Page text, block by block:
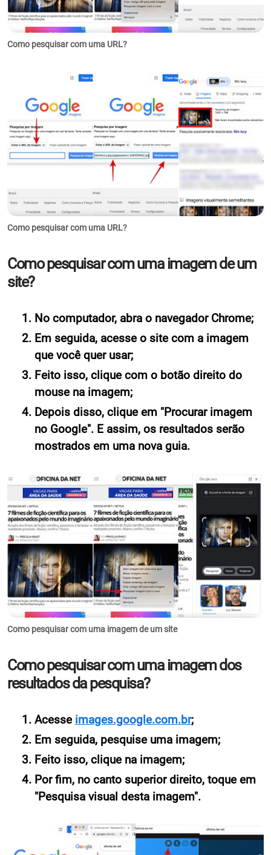
Como pesquisar com uma URL?
Como pesquisar com uma URL?
Como pesquisar com uma imagem de um
site?
No computador, abra o navegador Chrome;
Em seguida, acesse o site com a imagem
que você quer usar;
Feito isso, clique com o botão direito do
mouse na imagem;
Depois disso, clique em "Procurar imagem
no Google". E assim, os resultados serão
mostrados em uma nova guia.
Como pesquisar com uma imagem de um site
Como pesquisar com uma imagem dos
resultados da pesquisa?
Acesse images.google.com.br;
Em seguida, pesquise uma imagem;
Feito isso, clique na imagem;
Por fim, no canto superior direito, toque em
"Pesquisa visual desta imagem".